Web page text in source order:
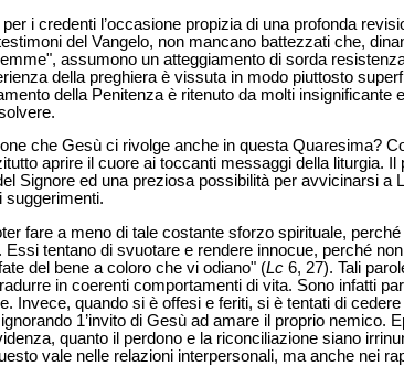
i credenti l’occasione propizia di una profonda
del Vangelo, non mancano battezzati che,
assumono un atteggiamento di sorda
della preghiera è vissuta in modo piuttosto
della Penitenza è ritenuto da molti insignificante
che Gesù ci rivolge anche in questa Quaresima?
aprire il cuore ai toccanti messaggi della liturgia. Il
Signore ed una preziosa possibilità per avvicinarsi a
suggerimenti.
fare a meno di tale costante sforzo spirituale, perché
tentano di svuotare e rendere innocue, perché
del bene a coloro che vi odiano" (Lc 6, 27). Tali
in coerenti comportamenti di vita. Sono infatti
Invece, quando si è offesi e feriti, si è tentati di
1’invito di Gesù ad amare il proprio nemico.
quanto il perdono e la riconciliazione siano
vale nelle relazioni interpersonali, ma anche nei